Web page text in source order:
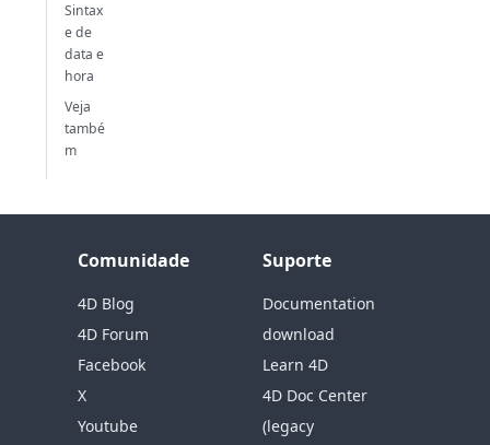
Sintax
e de
data e
hora
Veja
també
m
Comunidade
4D Blog
4D Forum
Facebook
X
Youtube
Suporte
Documentation
download
Learn 4D
4D Doc Center
(legacy